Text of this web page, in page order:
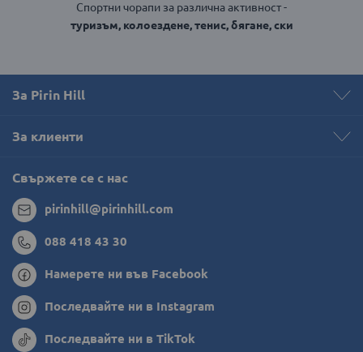
Спортни чорапи за различна активност -
туризъм, колоездене, тенис, бягане, ски
За Pirin Hill
За клиенти
Свържете се с нас
pirinhill@pirinhill.com
088 418 43 30
Намерете ни във Facebook
Последвайте ни в Instagram
Последвайте ни в TikTok